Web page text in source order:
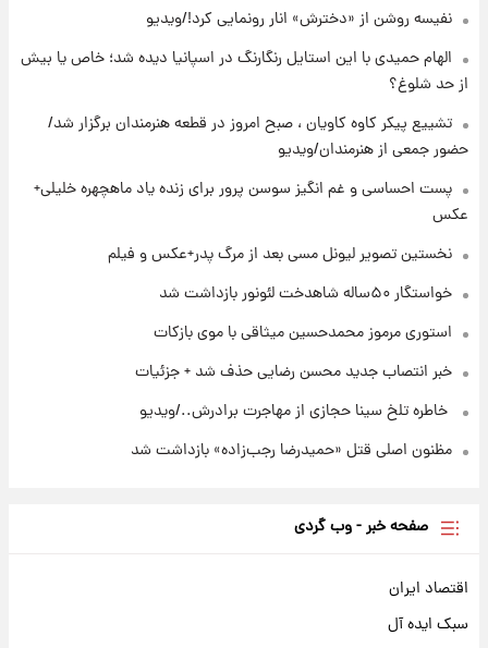
پدر+عکس و فیلم
۲۰ ساعت پیش
استوری مرموز محمدحسین میثاقی با موی
نفیسه روشن از «دخترش» انار رونمایی کرد!/ویدیو
الهام حمیدی با این استایل رنگارنگ در اسپانیا دیده شد؛ خاص یا بیش
از حد شلوغ؟
تشییع پیکر کاوه کاویان ، صبح امروز در قطعه هنرمندان برگزار شد/
حضور جمعی از هنرمندان/ویدیو
پست احساسی و غم انگیز سوسن پرور برای زنده یاد ماهچهره خلیلی+
عکس
نخستین تصویر لیونل مسی بعد از مرگ پدر+عکس و فیلم
خواستگار ۵۰ساله شاهدخت لئونور بازداشت شد
استوری مرموز محمدحسین میثاقی با موی بازکات
خبر انتصاب جدید محسن رضایی حذف شد + جزئیات
⁨ خاطره تلخ سینا حجازی از مهاجرت برادرش../ویدیو
مظنون اصلی قتل «حمیدرضا رجب‌زاده» بازداشت شد
صفحه خبر - وب گردی
اقتصاد ایران
سبک ایده آل